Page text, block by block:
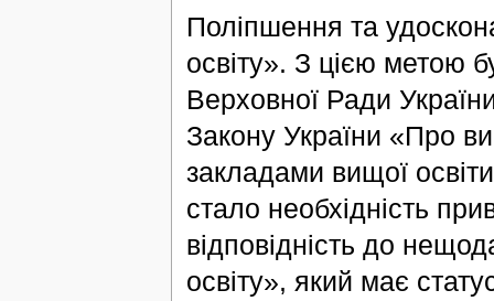
Поліпшення та
освіту». З цією метою
Верховної Ради
Закону України «Про
закладами вищої
стало необхідність
відповідність до
освіту», який має